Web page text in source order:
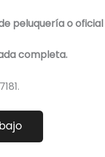
peluquería o oficial
completa.